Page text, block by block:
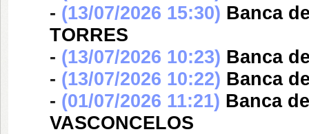
- (13/07/2026 15:30) Banca
TORRES
- (13/07/2026 10:23) Banca
- (13/07/2026 10:22) Banca
- (01/07/2026 11:21) Banca
VASCONCELOS